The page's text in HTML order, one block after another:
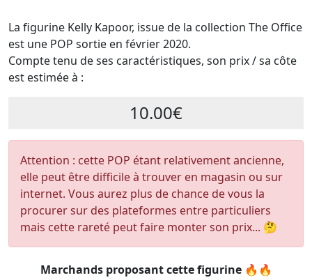
La figurine Kelly Kapoor, issue de la collection The Office
est une POP sortie en février 2020.
Compte tenu de ses caractéristiques, son prix / sa côte
est estimée à :
10.00€
Attention : cette POP étant relativement ancienne,
elle peut être difficile à trouver en magasin ou sur
internet. Vous aurez plus de chance de vous la
procurer sur des plateformes entre particuliers
mais cette rareté peut faire monter son prix... 🤔
Marchands proposant cette figurine 🔥🔥